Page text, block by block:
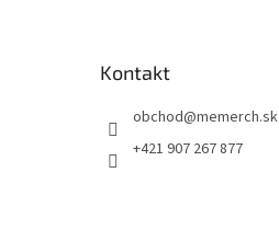
Kontakt
obchod@memerch.sk
+421 907 267 877